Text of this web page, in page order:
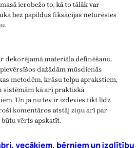
ierobežo to, kā to tālāk var
bez papildus fiksācijas neturēsies
dekorējamā materiāla definēšanu.
dažādām mūsdienās
metodēm, krāsu telpu aprakstiem,
sistēmām kā arī praktiskā
Un ja nu tev ir izdevies tikt līdz
komentāros atstāj ziņu arī par
vērts apskatīt.
vecākiem, bērniem un izglītību